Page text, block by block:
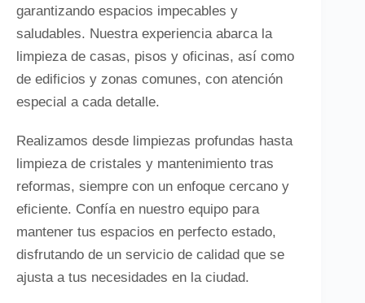
garantizando espacios impecables y
saludables. Nuestra experiencia abarca la
limpieza de casas, pisos y oficinas, así como
de edificios y zonas comunes, con atención
especial a cada detalle.
Realizamos desde limpiezas profundas hasta
limpieza de cristales y mantenimiento tras
reformas, siempre con un enfoque cercano y
eficiente. Confía en nuestro equipo para
mantener tus espacios en perfecto estado,
disfrutando de un servicio de calidad que se
ajusta a tus necesidades en la ciudad.